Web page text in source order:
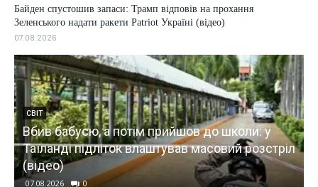
Байден спустошив запаси: Трамп відповів на прохання
Зеленського надати ракети Patriot Україні (відео)
07.08.2026
СВІТ
Вбив бабусю, а потім прийшов до школи: у
Таїланді підліток влаштував масовий розстріл
(відео)
07.08.2026 0